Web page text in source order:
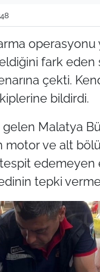
operasyonu
fark
çekti.
bildirdi.
Malatya
motor ve alt
tepki